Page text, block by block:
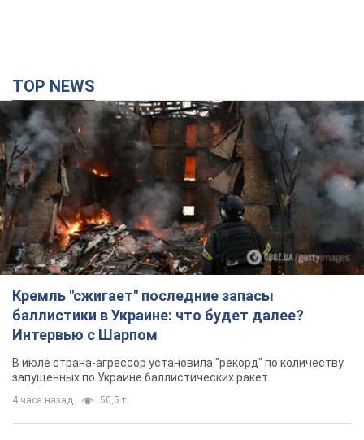
TOP NEWS
Кремль "сжигает" последние запасы
баллистики в Украине: что будет далее?
Интервью с Шарпом
В июле страна-агрессор установила "рекорд" по количеству
запущенных по Украине баллистических ракет
4 часа назад 50,5 т.